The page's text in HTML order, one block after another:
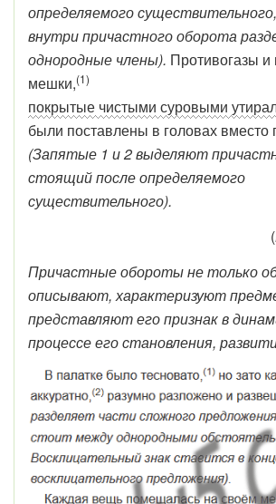
определяемого
внутри причастного оборота
однородные члены). Противогазы
мешки,(1)
покрытые чистыми суровыми
были поставлены в головах вместо
(Запятые 1 и 2 выделяют
стоящий после определяемого
существительного).
(
Причастные обороты не только
описывают, характеризуют
представляют его признак в
процессе его становления,